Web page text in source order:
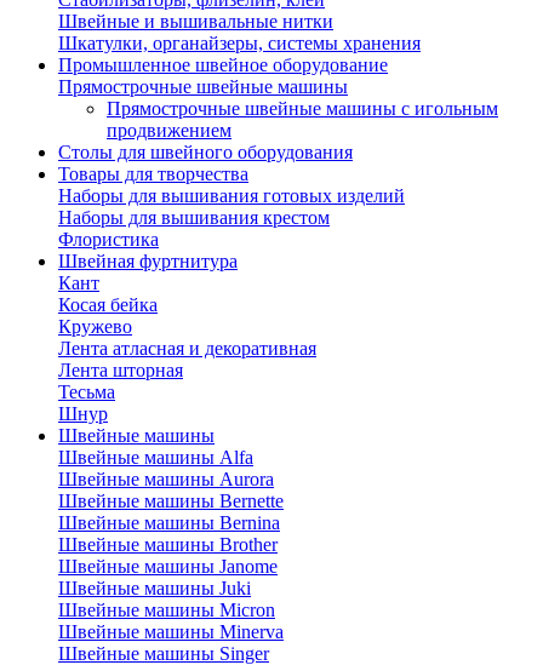
Швейные и вышивальные нитки
Шкатулки, органайзеры, системы хранения
Промышленное швейное оборудование
Прямострочные швейные машины
Прямострочные швейные машины с игольным
продвижением
Столы для швейного оборудования
Товары для творчества
Наборы для вышивания готовых изделий
Наборы для вышивания крестом
Флористика
Швейная фуртнитура
Кант
Косая бейка
Кружево
Лента aтласная и декоративная
Лента шторная
Тесьма
Шнур
Швейные машины
Швейные машины Alfa
Швейные машины Aurora
Швейные машины Bernette
Швейные машины Bernina
Швейные машины Brother
Швейные машины Janome
Швейные машины Juki
Швейные машины Micron
Швейные машины Minerva
Швейные машины Singer